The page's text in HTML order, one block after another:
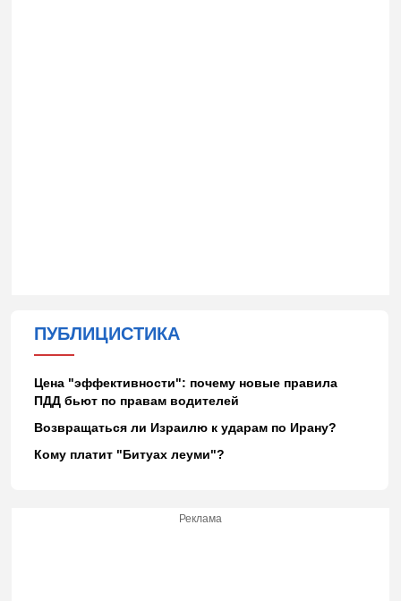
ПУБЛИЦИСТИКА
Цена "эффективности": почему новые правила
ПДД бьют по правам водителей
Возвращаться ли Израилю к ударам по Ирану?
Кому платит "Битуах леуми"?
Реклама